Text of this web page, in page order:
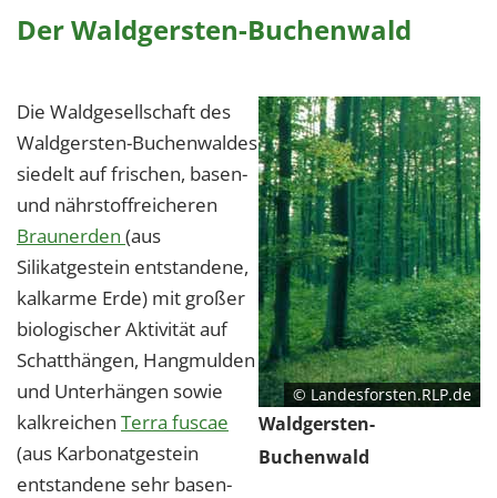
Der Waldgersten-Buchenwald
© Landesforsten.RLP.de
Waldgersten-
Buchenwald
Die Waldgesellschaft des
Waldgersten-Buchenwaldes
siedelt auf frischen, basen-
und nährstoffreicheren
Braunerden (aus
Silikatgestein entstandene,
kalkarme Erde) mit großer
biologischer Aktivität auf
Schatthängen, Hangmulden
und Unterhängen sowie
kalkreichen Terra fuscae
(aus Karbonatgestein
entstandene sehr basen-